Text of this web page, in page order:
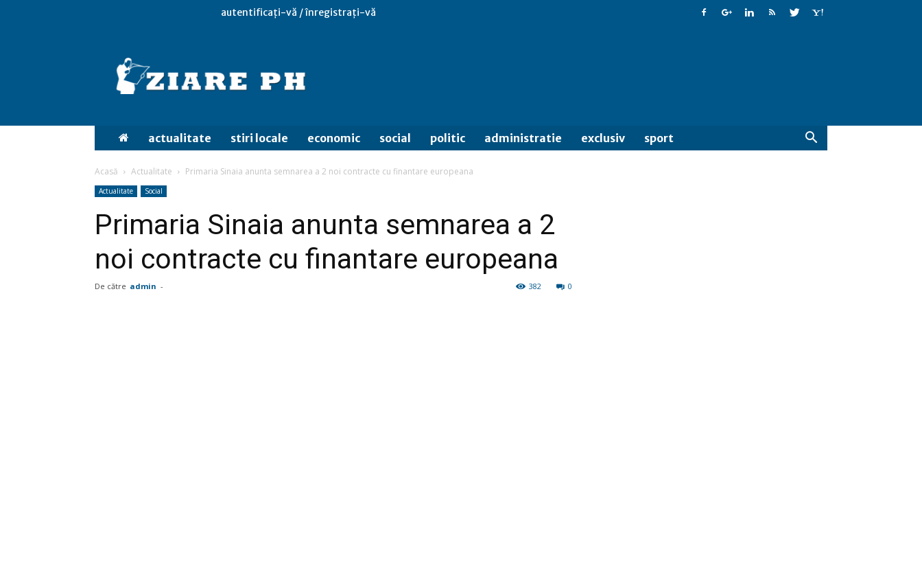
autentificați-vă / înregistrați-vă
actualitate stiri locale economic social politic administratie exclusiv sport
Acasă Actualitate Primaria Sinaia anunta semnarea a 2 noi contracte cu finantare europeana
Actualitate Social
Primaria Sinaia anunta semnarea a 2
noi contracte cu finantare europeana
De către admin - 0
382